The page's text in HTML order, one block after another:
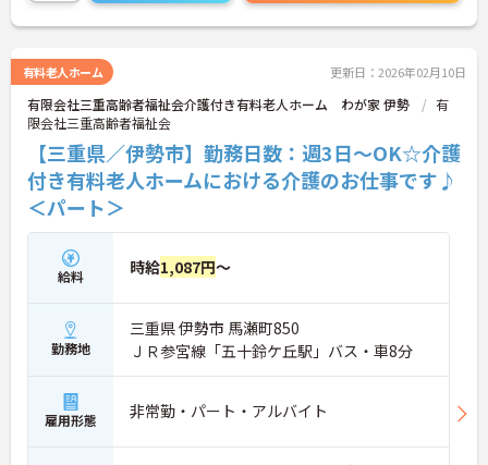
有料老人ホーム 更新日：2026年02月10日
有限会社三重高齢者福祉会介護付き有料老人ホーム わが家 伊勢
有
限会社三重高齢者福祉会
【三重県／伊勢市】勤務日数：週3日～OK☆介護
付き有料老人ホームにおける介護のお仕事です♪
＜パート＞
給料 時給1,087円～
勤務地
三重県 伊勢市 馬瀬町850
ＪＲ参宮線「五十鈴ケ丘駅」バス・車8分
雇用形態 非常勤・パート・アルバイト